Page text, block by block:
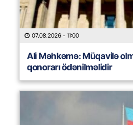
07.08.2026 - 11:00
Ali Məhkəmə: Müqavilə
qonorarı ödənilməlidir